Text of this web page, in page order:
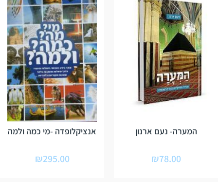
המערה- נעם ארנון
₪78.00
אנציקלופדה -מי כמה ולמה
₪295.00